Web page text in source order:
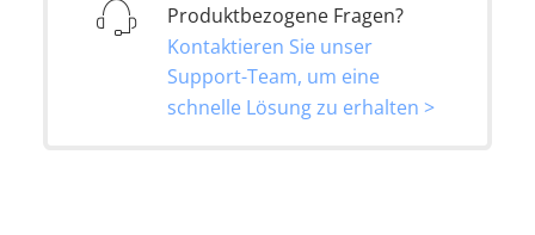
Produktbezogene Fragen?
Kontaktieren Sie unser
Support-Team, um eine
schnelle Lösung zu erhalten >